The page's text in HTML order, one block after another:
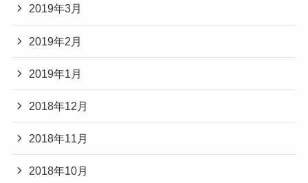
2019年3月
2019年2月
2019年1月
2018年12月
2018年11月
2018年10月